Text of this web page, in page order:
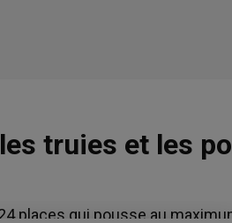
truies et les
places qui pousse au